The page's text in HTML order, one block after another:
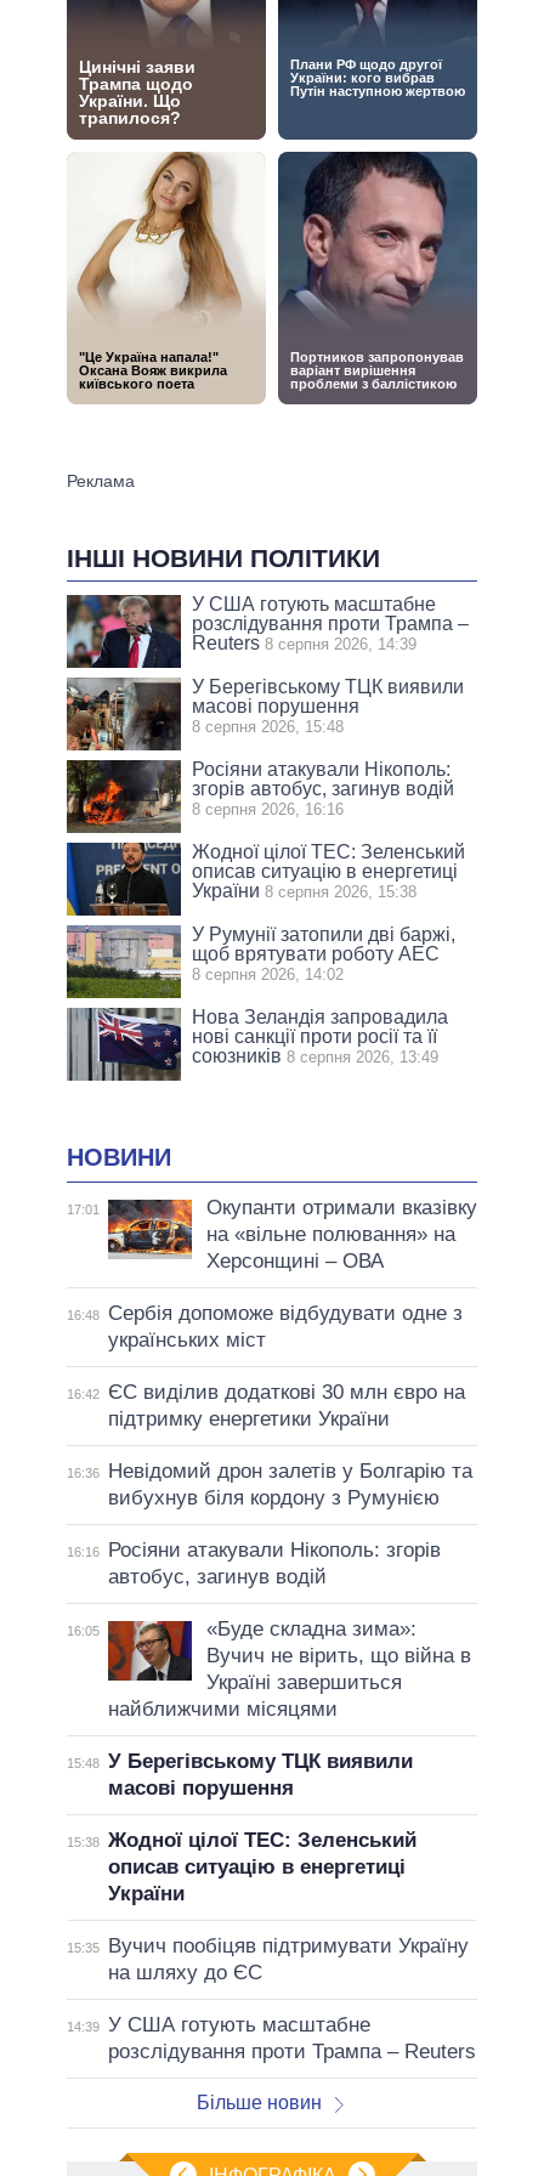
ІНШІ НОВИНИ ПОЛІТИКИ
У США готують масштабне
розслідування проти Трампа –
Reuters 8 серпня 2026, 14:39
У Берегівському ТЦК виявили
масові порушення
8 серпня 2026, 15:48
Росіяни атакували Нікополь:
згорів автобус, загинув водій
8 серпня 2026, 16:16
Жодної цілої ТЕС: Зеленський
описав ситуацію в енергетиці
України 8 серпня 2026, 15:38
У Румунії затопили дві баржі,
щоб врятувати роботу АЕС
8 серпня 2026, 14:02
Нова Зеландія запровадила
нові санкції проти росії та її
союзників 8 серпня 2026, 13:49
НОВИНИ
17:01
Окупанти отримали вказівку
на «вільне полювання» на
Херсонщині – ОВА
16:48
Сербія допоможе відбудувати одне з
українських міст
16:42
ЄС виділив додаткові 30 млн євро на
підтримку енергетики України
16:36
Невідомий дрон залетів у Болгарію та
вибухнув біля кордону з Румунією
16:16
Росіяни атакували Нікополь: згорів
автобус, загинув водій
16:05
«Буде складна зима»:
Вучич не вірить, що війна в
Україні завершиться
найближчими місяцями
15:48 У Берегівському ТЦК виявили
масові порушення
15:38 Жодної цілої ТЕС: Зеленський
описав ситуацію в енергетиці
України
15:35
Вучич пообіцяв підтримувати Україну
на шляху до ЄС
14:39 У США готують масштабне
розслідування проти Трампа – Reuters
Більше новин